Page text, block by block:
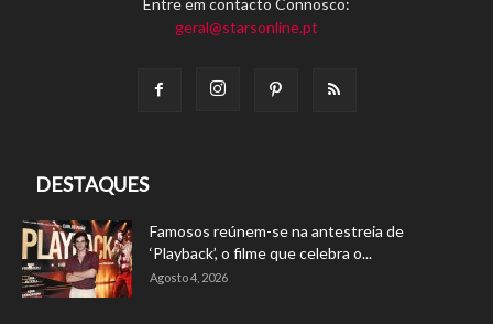
Entre em contacto Connosco:
geral@starsonline.pt
DESTAQUES
Famosos reúnem-se na antestreia de
‘Playback’, o filme que celebra o...
Agosto 4, 2026